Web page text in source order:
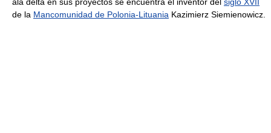
de la Mancomunidad de Polonia-Lituania Kazimierz Siemienowicz.